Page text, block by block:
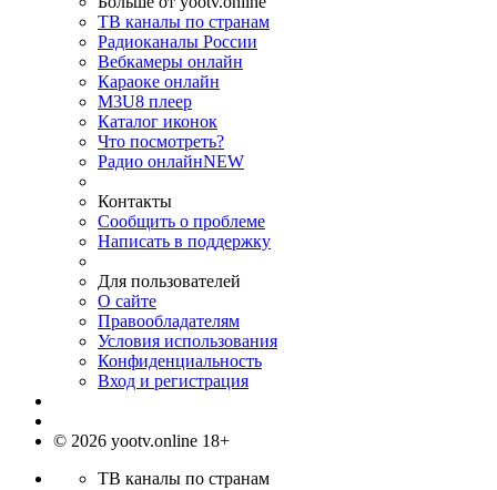
ТВ каналы по странам
Радиоканалы России
Вебкамеры онлайн
Караоке онлайн
M3U8 плеер
Каталог иконок
Что посмотреть?
Радио онлайнNEW
Контакты
Сообщить о проблеме
Написать в поддержку
Для пользователей
О сайте
Правообладателям
Условия использования
Конфиденциальность
Вход и регистрация
© 2026 yootv.online 18+
ТВ каналы по странам